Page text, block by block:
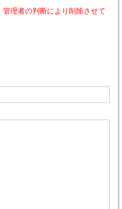
理者の判断により削除させて